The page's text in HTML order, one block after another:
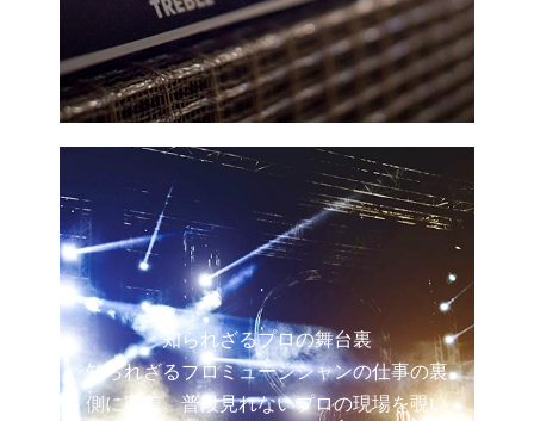
知られざるプロの舞台裏
知られざるプロミュージシャンの仕事の裏
側に密着。普段見れないプロの現場を覗い